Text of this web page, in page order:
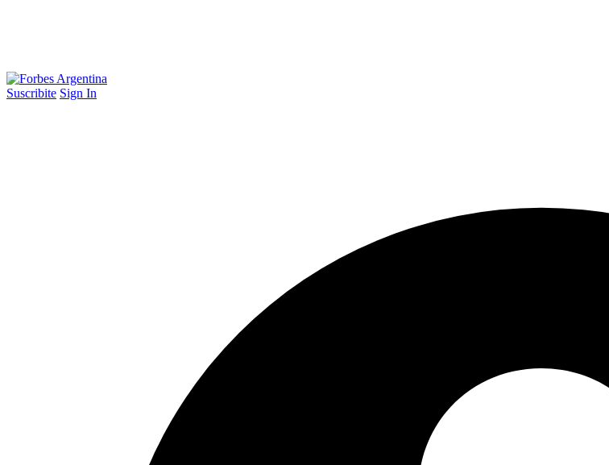
Suscribite Sign In